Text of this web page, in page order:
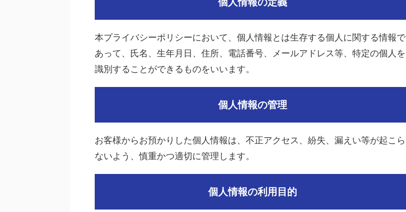
本プライバシーポリシーにおいて、個人情報とは生存する個人に関する情報で
あって、氏名、生年月日、住所、電話番号、メールアドレス等、特定の個人を
識別することができるものをいいます。
個人情報の管理
お客様からお預かりした個人情報は、不正アクセス、紛失、漏えい等が起こら
ないよう、慎重かつ適切に管理します。
個人情報の利用目的